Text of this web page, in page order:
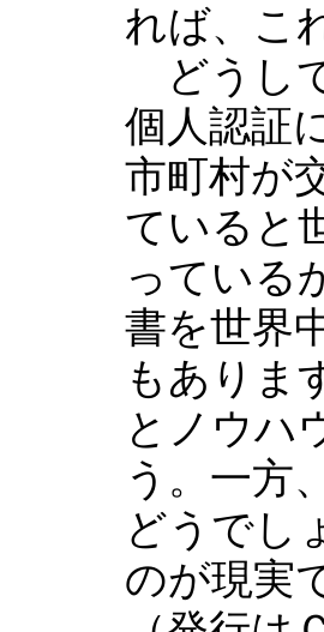
れば、こ
どうし
個人認証
市町村が
ていると
っている
書を世界
もありま
とノウハ
う。一方
どうでし
のが現実